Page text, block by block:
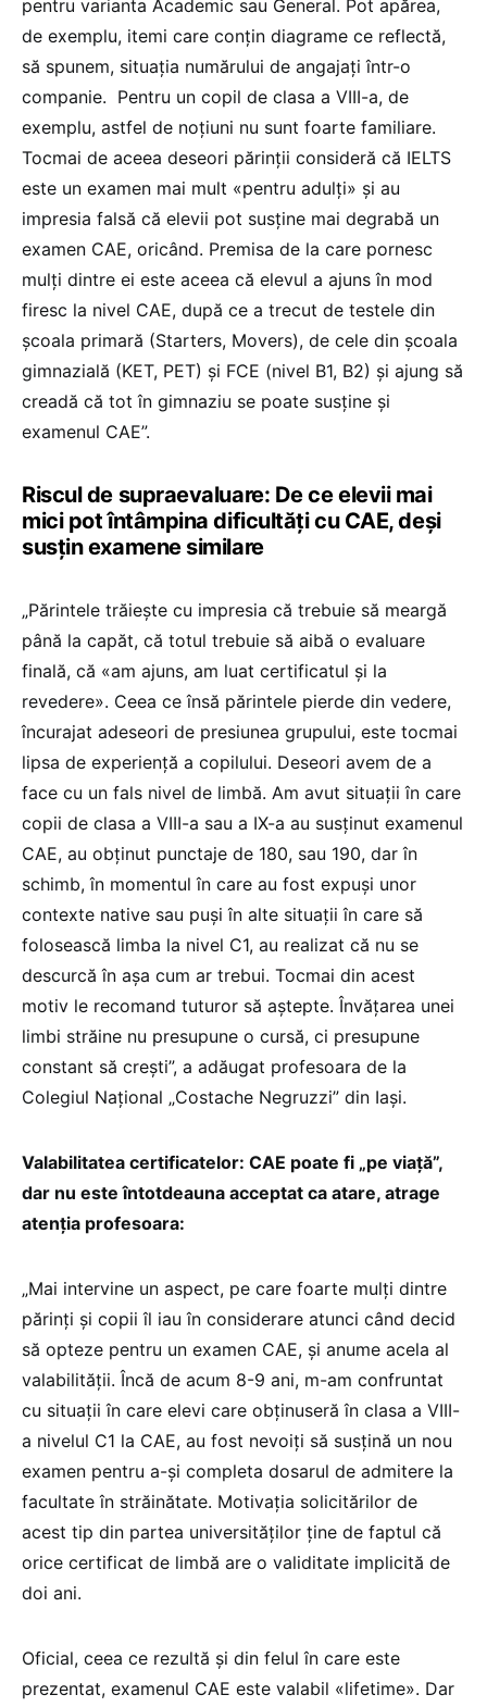
pentru varianta Academic sau General. Pot apărea,
de exemplu, itemi care conțin diagrame ce reflectă,
să spunem, situația numărului de angajați într-o
companie. Pentru un copil de clasa a VIII-a, de
exemplu, astfel de noțiuni nu sunt foarte familiare.
Tocmai de aceea deseori părinții consideră că IELTS
este un examen mai mult «pentru adulți» și au
impresia falsă că elevii pot susține mai degrabă un
examen CAE, oricând. Premisa de la care pornesc
mulți dintre ei este aceea că elevul a ajuns în mod
firesc la nivel CAE, după ce a trecut de testele din
școala primară (Starters, Movers), de cele din școala
gimnazială (KET, PET) și FCE (nivel B1, B2) și ajung să
creadă că tot în gimnaziu se poate susține și
examenul CAE”.
Riscul de supraevaluare: De ce elevii mai
mici pot întâmpina dificultăți cu CAE, deși
susțin examene similare
„Părintele trăiește cu impresia că trebuie să meargă
până la capăt, că totul trebuie să aibă o evaluare
finală, că «am ajuns, am luat certificatul și la
revedere». Ceea ce însă părintele pierde din vedere,
încurajat adeseori de presiunea grupului, este tocmai
lipsa de experiență a copilului. Deseori avem de a
face cu un fals nivel de limbă. Am avut situații în care
copii de clasa a VIII-a sau a IX-a au susținut examenul
CAE, au obținut punctaje de 180, sau 190, dar în
schimb, în momentul în care au fost expuși unor
contexte native sau puși în alte situații în care să
folosească limba la nivel C1, au realizat că nu se
descurcă în așa cum ar trebui. Tocmai din acest
motiv le recomand tuturor să aștepte. Învățarea unei
limbi străine nu presupune o cursă, ci presupune
constant să crești”, a adăugat profesoara de la
Colegiul Național „Costache Negruzzi” din Iași.
Valabilitatea certificatelor: CAE poate fi „pe viață”,
dar nu este întotdeauna acceptat ca atare, atrage
atenția profesoara:
„Mai intervine un aspect, pe care foarte mulți dintre
părinți și copii îl iau în considerare atunci când decid
să opteze pentru un examen CAE, și anume acela al
valabilității. Încă de acum 8-9 ani, m-am confruntat
cu situații în care elevi care obținuseră în clasa a VIII-
a nivelul C1 la CAE, au fost nevoiți să susțină un nou
examen pentru a-și completa dosarul de admitere la
facultate în străinătate. Motivația solicitărilor de
acest tip din partea universităților ține de faptul că
orice certificat de limbă are o validitate implicită de
doi ani.
Oficial, ceea ce rezultă și din felul în care este
prezentat, examenul CAE este valabil «lifetime». Dar